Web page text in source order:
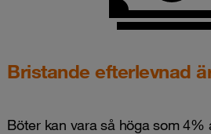
Bristande efterlevnad
Böter kan vara så höga som 4%